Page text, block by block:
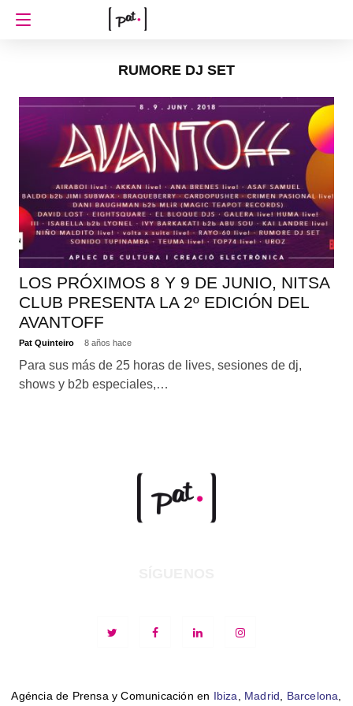
RUMORE DJ SET
LOS PRÓXIMOS 8 Y 9 DE JUNIO, NITSA
CLUB PRESENTA LA 2º EDICIÓN DEL
AVANTOFF
Pat Quinteiro 8 años hace
Para sus más de 25 horas de lives, sesiones de dj,
shows y b2b especiales,…
Agéncia de Prensa y Comunicación en Ibiza, Madrid, Barcelona,